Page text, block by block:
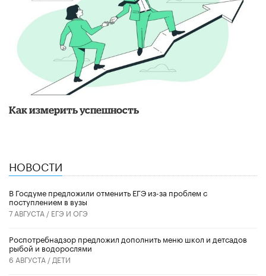
Как измерить успешность
НОВОСТИ
В Госдуме предложили отменить ЕГЭ из-за проблем с
поступлением в вузы
7 АВГУСТА / ЕГЭ И ОГЭ
Роспотребнадзор предложил дополнить меню школ и детсадов
рыбой и водорослями
6 АВГУСТА / ДЕТИ